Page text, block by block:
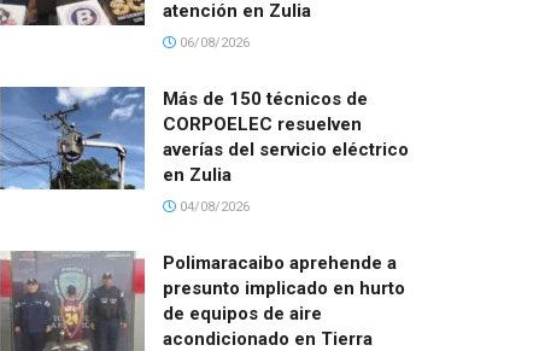
atención en Zulia
06/08/2026
Más de 150 técnicos de
CORPOELEC resuelven
averías del servicio eléctrico
en Zulia
04/08/2026
Polimaracaibo aprehende a
presunto implicado en hurto
de equipos de aire
acondicionado en Tierra